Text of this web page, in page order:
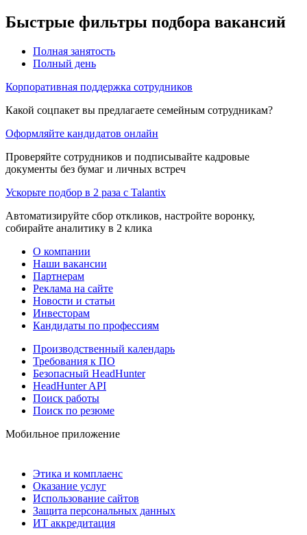
Быстрые фильтры подбора вакансий
Полная занятость
Полный день
Корпоративная поддержка сотрудников
Какой соцпакет вы предлагаете семейным сотрудникам?
Оформляйте кандидатов онлайн
Проверяйте сотрудников и подписывайте кадровые
документы без бумаг и личных встреч
Ускорьте подбор в 2 раза с Talantix
Автоматизируйте сбор откликов, настройте воронку,
собирайте аналитику в 2 клика
О компании
Наши вакансии
Партнерам
Реклама на сайте
Новости и статьи
Инвесторам
Кандидаты по профессиям
Производственный календарь
Требования к ПО
Безопасный HeadHunter
HeadHunter API
Поиск работы
Поиск по резюме
Мобильное приложение
Этика и комплаенс
Оказание услуг
Использование сайтов
Защита персональных данных
ИТ аккредитация